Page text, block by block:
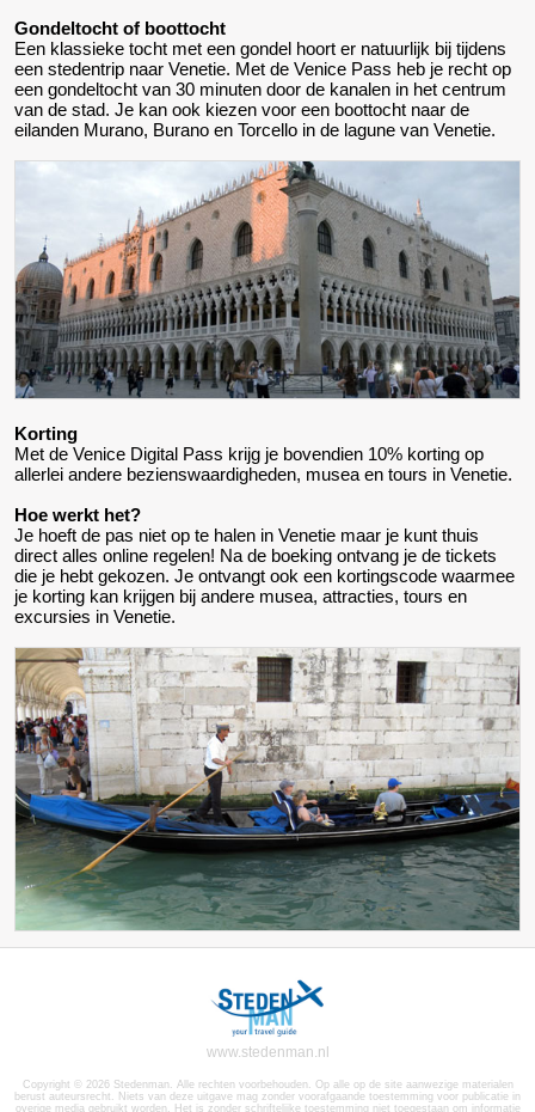
Gondeltocht of boottocht
Een klassieke tocht met een gondel hoort er natuurlijk bij tijdens
een stedentrip naar Venetie. Met de Venice Pass heb je recht op
een gondeltocht van 30 minuten door de kanalen in het centrum
van de stad. Je kan ook kiezen voor een boottocht naar de
eilanden Murano, Burano en Torcello in de lagune van Venetie.
Korting
Met de Venice Digital Pass krijg je bovendien 10% korting op
allerlei andere bezienswaardigheden, musea en tours in Venetie.
Hoe werkt het?
Je hoeft de pas niet op te halen in Venetie maar je kunt thuis
direct alles online regelen! Na de boeking ontvang je de tickets
die je hebt gekozen. Je ontvangt ook een kortingscode waarmee
je korting kan krijgen bij andere musea, attracties, tours en
excursies in Venetie.
www.stedenman.nl
Copyright © 2026 Stedenman. Alle rechten voorbehouden. Op alle op de site aanwezige materialen
berust auteursrecht. Niets van deze uitgave mag zonder voorafgaande toestemming voor publicatie in
overige media gebruikt worden. Het is zonder schriftelijke toestemming niet toegestaan om informatie